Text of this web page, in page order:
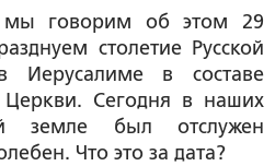
мы говорим об этом 29
столетие Русской
Иерусалиме в составе
Церкви. Сегодня в наших
земле был отслужен
Что это за дата?